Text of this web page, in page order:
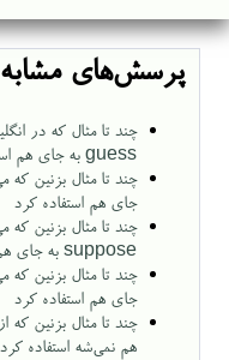
پرسش‌های مشابه
guess به جای هم استفاده کرد
جای هم استفاده کرد
suppose به جای هم استفاده کرد
جای هم استفاده کرد
هم نمی‌شه استفاده کرد